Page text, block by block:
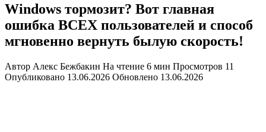
Windows тормозит? Вот главная
ошибка ВСЕХ пользователей и способ
мгновенно вернуть былую скорость!
Автор Алекс Бежбакин На чтение 6 мин Просмотров 11
Опубликовано 13.06.2026 Обновлено 13.06.2026